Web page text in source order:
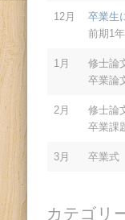
12月 卒業生
前期1年
1月
修士論
卒業論
2月
修士論
卒業課
3月 卒業式
カテゴリ